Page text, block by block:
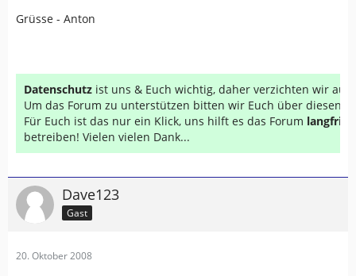
Grüsse - Anton
Datenschutz ist uns & Euch wichtig, daher verzichten wir auf
Um das Forum zu unterstützen bitten wir Euch über diesen
Für Euch ist das nur ein Klick, uns hilft es das Forum
betreiben! Vielen vielen Dank...
Dave123
Gast
20. Oktober 2008